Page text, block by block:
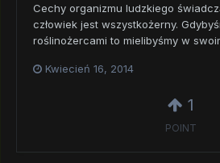
Cechy organizmu ludzkiego
człowiek jest wszystkożerny.
roślinożercami to mielibyśmy w
Kwiecień 16, 2014
1
POINT